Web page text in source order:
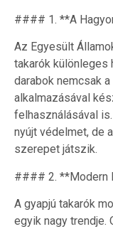
#### 1. **A
Az Egyesült
takarók különleges
darabok nemcsak
alkalmazásával
felhasználásával
nyújt védelmet, de
szerepet játszik.
#### 2. **Modern
A gyapjú takarók
egyik nagy trendje.